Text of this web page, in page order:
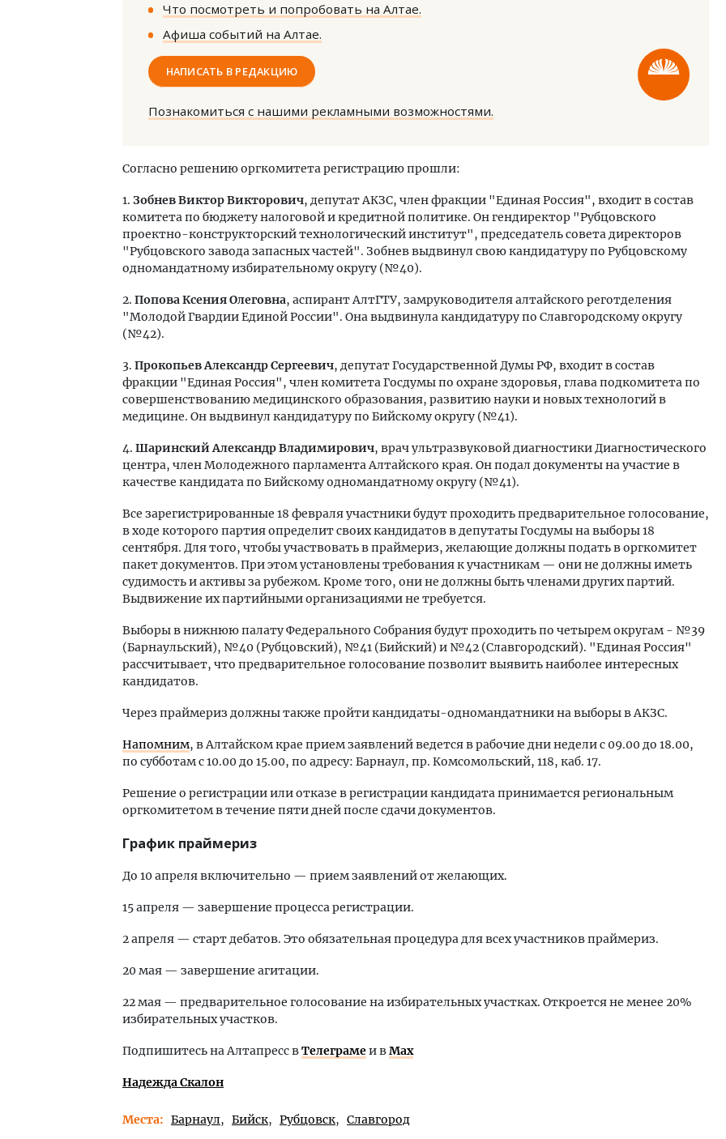
Что посмотреть и попробовать на Алтае.
Афиша событий на Алтае.
НАПИСАТЬ В РЕДАКЦИЮ
Познакомиться с нашими рекламными возможностями.
Согласно решению оргкомитета регистрацию прошли:
1. Зобнев Виктор Викторович, депутат АКЗС, член фракции "Единая Россия", входит в состав
комитета по бюджету налоговой и кредитной политике. Он гендиректор "Рубцовского
проектно-конструкторский технологический институт", председатель совета директоров
"Рубцовского завода запасных частей". Зобнев выдвинул свою кандидатуру по Рубцовскому
одномандатному избирательному округу (№40).
2. Попова Ксения Олеговна, аспирант АлтГТУ, замруководителя алтайского реготделения
"Молодой Гвардии Единой России". Она выдвинула кандидатуру по Славгородскому округу
(№42).
3. Прокопьев Александр Сергеевич, депутат Государственной Думы РФ, входит в состав
фракции "Единая Россия", член комитета Госдумы по охране здоровья, глава подкомитета по
совершенствованию медицинского образования, развитию науки и новых технологий в
медицине. Он выдвинул кандидатуру по Бийскому округу (№41).
4. Шаринский Александр Владимирович, врач ультразвуковой диагностики Диагностического
центра, член Молодежного парламента Алтайского края. Он подал документы на участие в
качестве кандидата по Бийскому одномандатному округу (№41).
Все зарегистрированные 18 февраля участники будут проходить предварительное голосование,
в ходе которого партия определит своих кандидатов в депутаты Госдумы на выборы 18
сентября. Для того, чтобы участвовать в праймериз, желающие должны подать в оргкомитет
пакет документов. При этом установлены требования к участникам — они не должны иметь
судимость и активы за рубежом. Кроме того, они не должны быть членами других партий.
Выдвижение их партийными организациями не требуется.
Выборы в нижнюю палату Федерального Собрания будут проходить по четырем округам - №39
(Барнаульский), №40 (Рубцовский), №41 (Бийский) и №42 (Славгородский). "Единая Россия"
рассчитывает, что предварительное голосование позволит выявить наиболее интересных
кандидатов.
Через праймериз должны также пройти кандидаты-одномандатники на выборы в АКЗС.
Напомним, в Алтайском крае прием заявлений ведется в рабочие дни недели с 09.00 до 18.00,
по субботам с 10.00 до 15.00, по адресу: Барнаул, пр. Комсомольский, 118, каб. 17.
Решение о регистрации или отказе в регистрации кандидата принимается региональным
оргкомитетом в течение пяти дней после сдачи документов.
График праймериз
До 10 апреля включительно — прием заявлений от желающих.
15 апреля — завершение процесса регистрации.
2 апреля — старт дебатов. Это обязательная процедура для всех участников праймериз.
20 мая — завершение агитации.
22 мая — предварительное голосование на избирательных участках. Откроется не менее 20%
избирательных участков.
Подпишитесь на Алтапресс вТелеграмеи вMax
Надежда Скалон
Места Барнаул Бийск Рубцовск Славгород
трендах в фасадах и
СТРОИТЕЛЬСТВО